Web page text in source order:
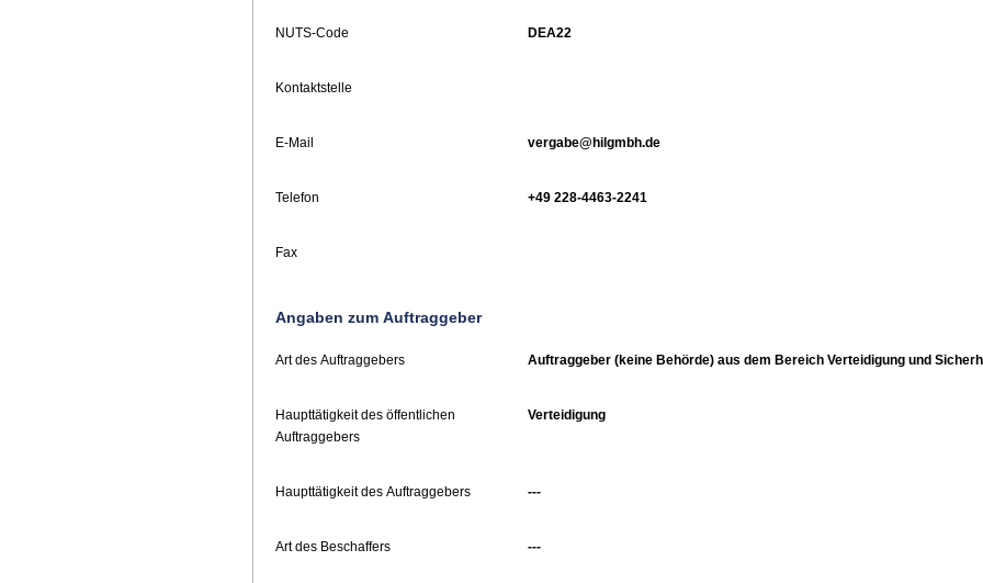
NUTS-Code DEA22
Kontaktstelle
E-Mail vergabe@hilgmbh.de
Telefon +49 228-4463-2241
Fax
Angaben zum Auftraggeber
Art des Auftraggebers Auftraggeber (keine Behörde) aus dem Bereich Verteidigung und
Haupttätigkeit des öffentlichen
Auftraggebers
Verteidigung
Haupttätigkeit des Auftraggebers ---
Art des Beschaffers ---